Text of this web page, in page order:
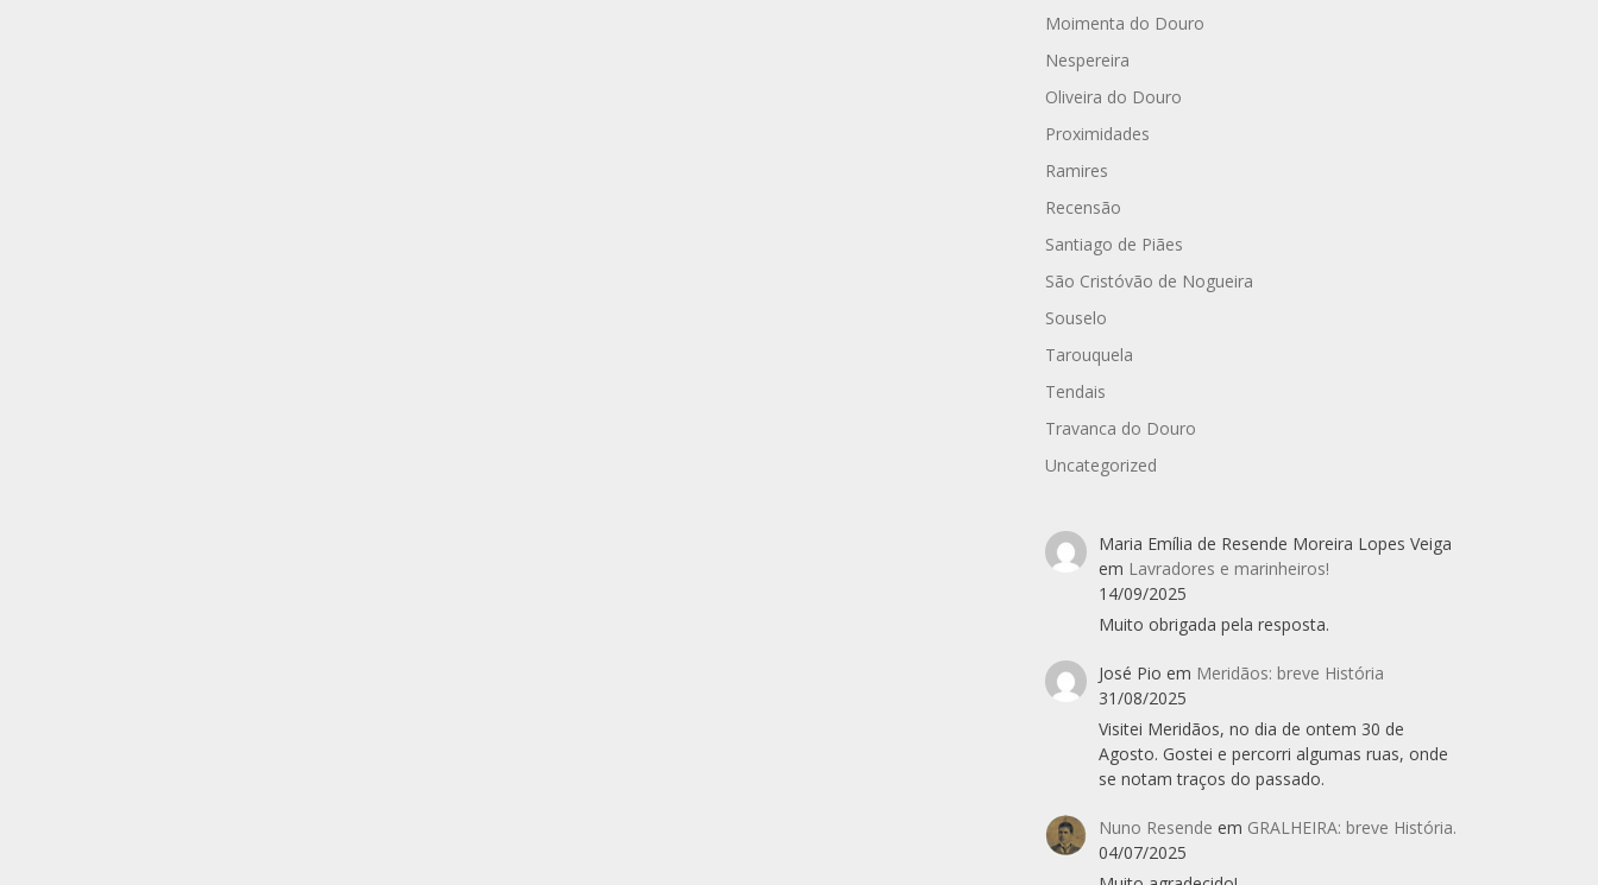
Moimenta do Douro
Nespereira
Oliveira do Douro
Proximidades
Ramires
Recensão
Santiago de Piães
São Cristóvão de Nogueira
Souselo
Tarouquela
Tendais
Travanca do Douro
Uncategorized
Maria Emília de Resende Moreira Lopes Veiga
em Lavradores e marinheiros!
14/09/2025
Muito obrigada pela resposta.
José Pio em Meridãos: breve História
31/08/2025
Visitei Meridãos, no dia de ontem 30 de
Agosto. Gostei e percorri algumas ruas, onde
se notam traços do passado.
Nuno Resende em GRALHEIRA: breve História.
04/07/2025